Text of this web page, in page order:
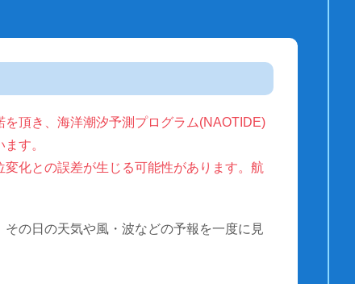
頂き、海洋潮汐予測プログラム(NAOTIDE)
す。
化との誤差が生じる可能性があります。航
の日の天気や風・波などの予報を一度に見